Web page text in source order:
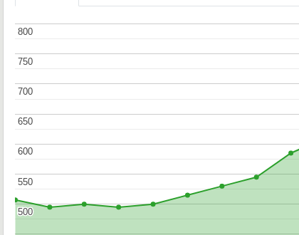
500
500
550
550
600
600
650
650
700
700
750
750
800
800